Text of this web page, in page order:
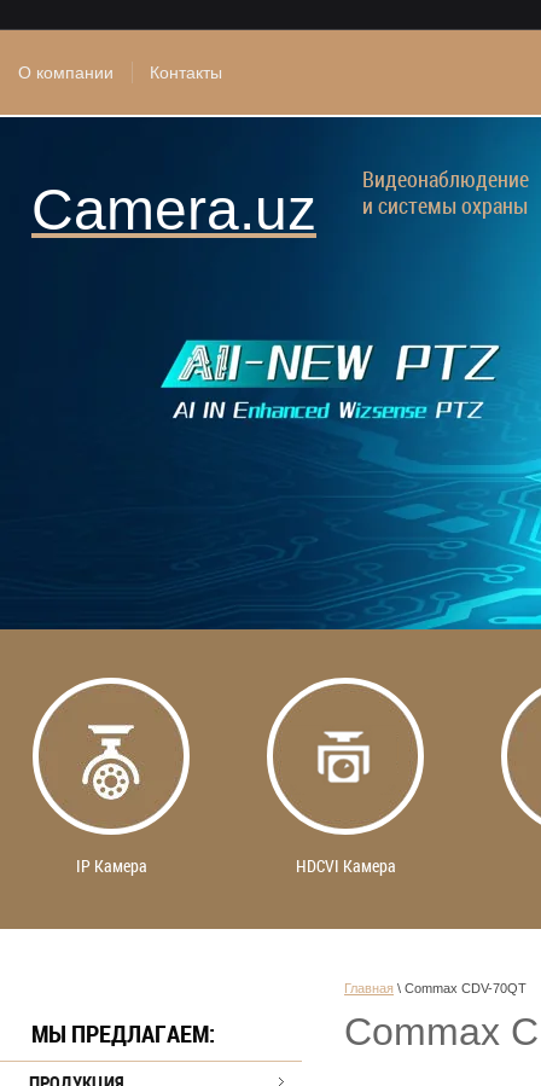
О компании Контакты
Camera.uz
Видеонаблюдение
и системы охраны
IP Камера HDCVI Камера
МЫ ПРЕДЛАГАЕМ:
Главная \ Commax CDV-70QT
Commax